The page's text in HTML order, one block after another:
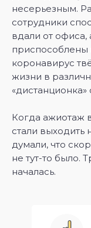
несерьезным.
сотрудники
вдали от
приспособлены
коронавирус
жизни в
«‎дистанционка»
Когда ажиотаж
стали выходить
думали, что
не тут-то было.
началась.